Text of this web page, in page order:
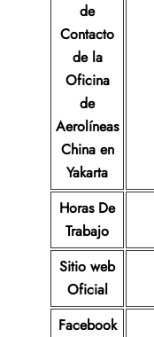
de
Contacto
de la
Oficina
de
Aerolíneas
China en
Yakarta
Horas De
Trabajo
Sitio web
Oficial
Facebook